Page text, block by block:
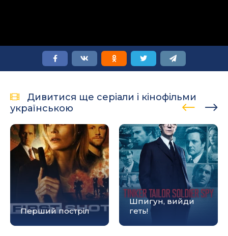
Дивитися ще серіали і кінофільми
українською
Перший постріл
Шпигун, вийди
геть!